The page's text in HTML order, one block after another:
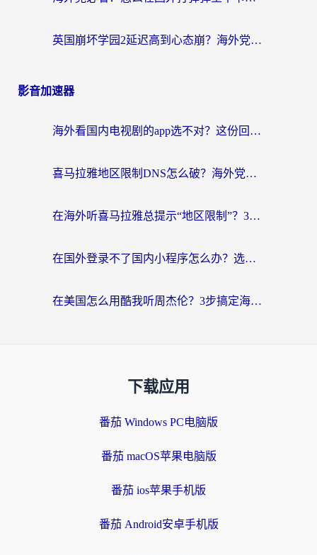
英国崩坏学园2延迟高到心态崩？海外党国服游戏加速终极指南
影音加速器
海外看国内电视剧的app选不对？这份回国加速器避坑指南帮你流畅追剧
喜马拉雅地区限制DNS怎么破？海外党听国内音乐听书的终极解决方案
在海外听喜马拉雅总提示“地区限制”？3步轻松解除+听国内音乐全攻略
在国外登录不了国内小程序怎么办？选对回国加速器，轻松解锁国内资源
在美国怎么用酷我听周杰伦？3步搞定海外听歌难题
下载应用
番茄 Windows PC电脑版
番茄 macOS苹果电脑版
番茄 ios苹果手机版
番茄 Android安卓手机版